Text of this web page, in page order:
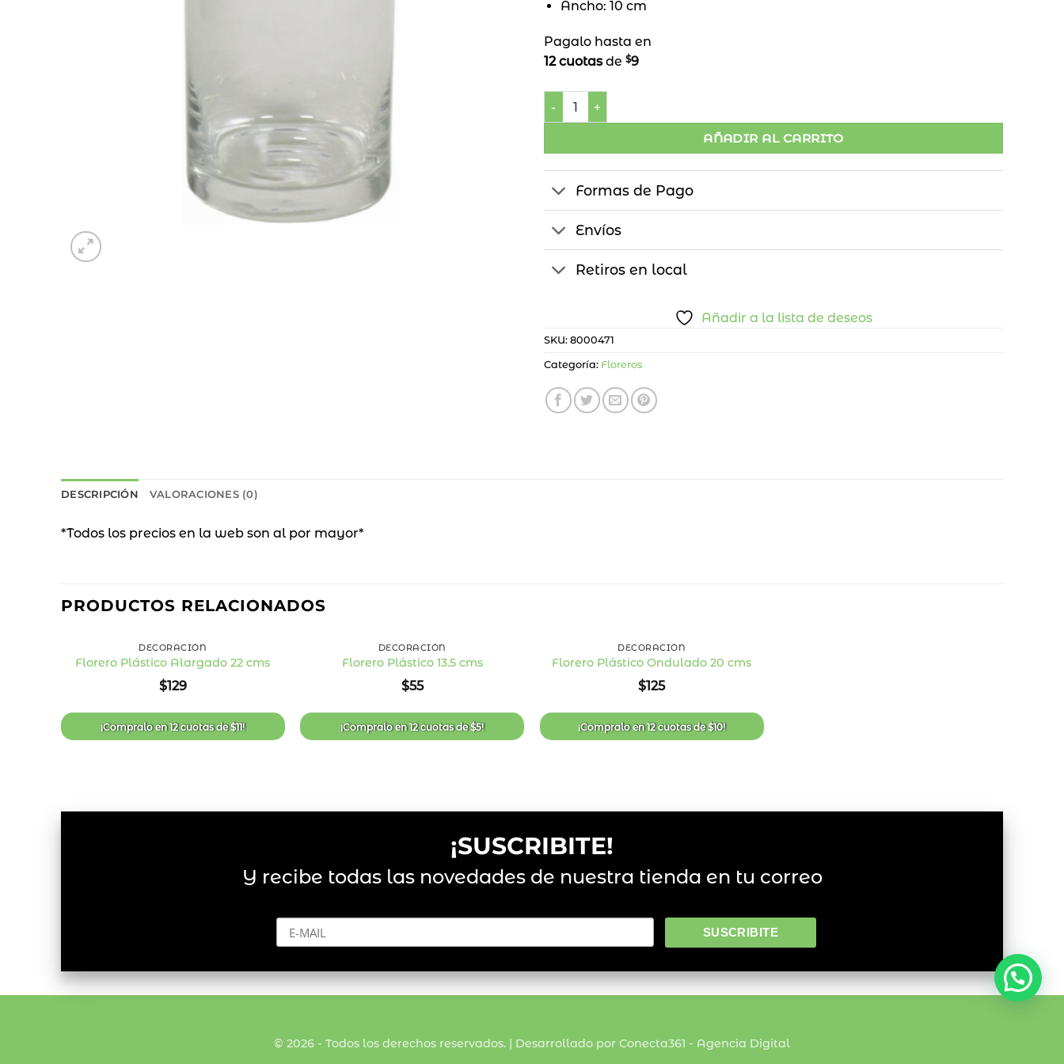
Ancho: 10 cm
Pagalo hasta en
12 cuotasde $9
Florero Cilindro cantidad
AÑADIR AL CARRITO
Formas de Pago
Envíos
Retiros en local
Añadir a la lista de deseos
SKU: 8000471
Categoría: Floreros
DESCRIPCIÓN VALORACIONES (0)
*Todos los precios en la web son al por mayor*
PRODUCTOS RELACIONADOS
de
deseos
DECORACIÓN
Florero Plástico Alargado 22 cms
$129
¡Compralo en12 cuotasde$11!
de
deseos
DECORACIÓN
Florero Plástico 13.5 cms
$55
¡Compralo en12 cuotasde$5!
de
deseos
DECORACIÓN
Florero Plástico Ondulado 20 cms
$125
¡Compralo en12 cuotasde$10!
¡SUSCRIBITE!
Y recibe todas las novedades de nuestra tienda en tu correo
© 2026 - Todos los derechos reservados. | Desarrollado por Conecta361 - Agencia Digital